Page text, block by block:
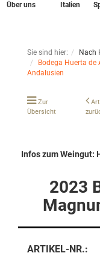
Über uns Italien
Sie sind hier:
Nach
Bodega Huerta
Andalusien
Zur
Übersicht
Infos zum Weingut:
2023
ARTIKEL-NR.: